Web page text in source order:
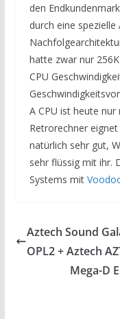
den
durch eine spezielle
hatte zwar nur
CPU
A CPU ist heute
Retrorechner
natürlich sehr gut,
sehr flüssig mit ihr.
Systems mit
Aztech Sound
OPL2 + Aztech
Mega-D